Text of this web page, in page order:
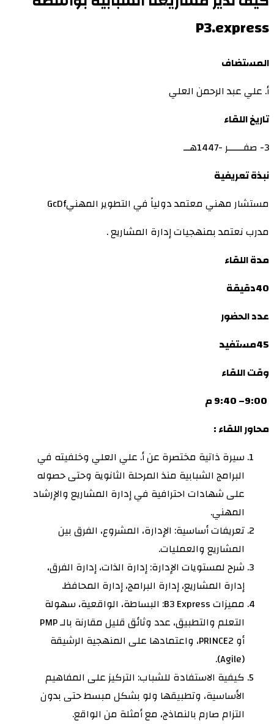
P3.express
المستضاف
أ. علي عبد الرحمن العلي
تاريخ اللقاء
3- صفـــــر -1447هــ
نبذة تعريفية
مستشار مهني معتمد دولياً في التطوير المهنيGcDf
مدرب نعتمد بمنهجيات إدارة المشاريع .
مدة اللقاء
40دقيقة
عدد الحضور
45مستفيد
وقت اللقاء
– 9:40 م
محاور اللقاء :
سيرة ذاتية مختصرة عن أ. علي العلي وخلفيته في
البرامج الشبابية منذ المرحلة الثانوية وحتى حصوله
على شهادات احترافية في إدارة المشاريع والإرشاد
المهني.
تعريفات أساسية: الإدارة، المشروع، الفرق بين
المشاريع والعمليات.
شرح لمستويات الإدارة: إدارة الذات، إدارة الفرق،
إدارة المشاريع، إدارة البرامج، إدارة المحافظ.
مميزات B3 Express: البساطة، الواقعية، سهولة
التعلم والتطبيق، عدد وثائق قليل مقارنة بالـ PMP
أو PRINCE2، واعتمادها على المنهجية الرشيقة
(Agile).
كيفية الاستفادة للشباب: التركيز على المفاهيم
الأساسية، وتطبيقها ولو بشكل مبسط حتى بدون
التزام صارم بالنماذج، مع أمثلة من الواقع.